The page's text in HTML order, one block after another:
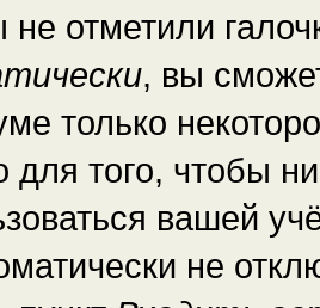
не отметили
, вы
только
для того, чтобы
вашей
не